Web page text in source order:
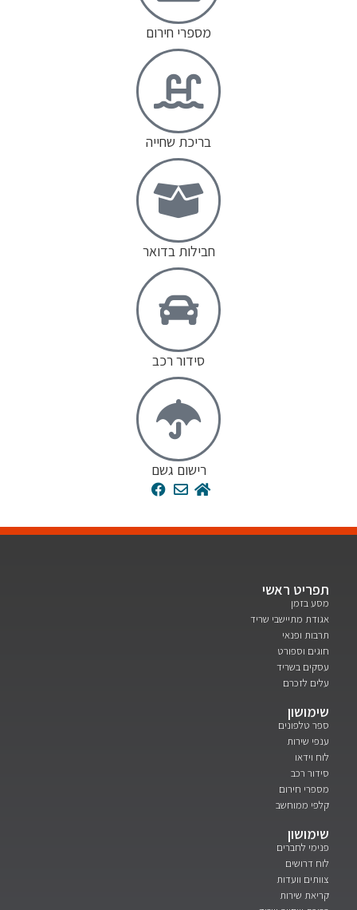
מספרי חירום
בריכת שחייה
חבילות בדואר
סידור רכב
רישום גשם
ראשי
מתיישבי שריד
ופנאי
וספורט
בשריד
לזכרם
חירום
ממוחשב
לחברים
וועדות
שירות